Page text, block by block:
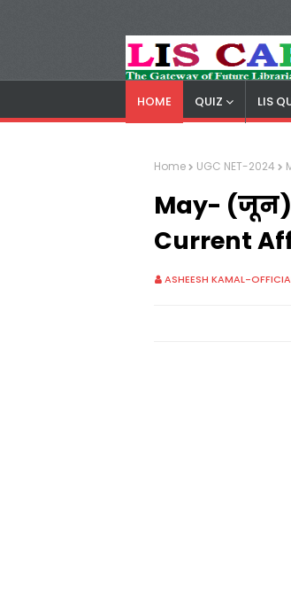
LIS Cafe
HOME QUIZ LIS
Home UGC NET-2024
May- (जून)
Current
ASHEESH KAMAL-